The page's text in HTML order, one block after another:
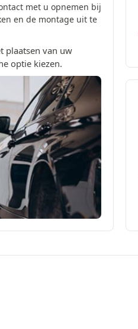
met u opnemen bij
en de montage uit te
plaatsen van uw
optie kiezen.